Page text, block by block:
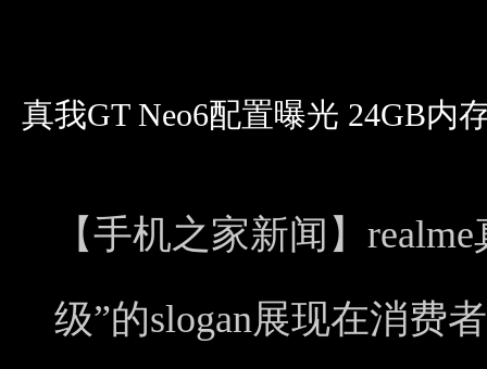
真我GT Neo6配置曝光 24GB内
【手机之家新闻】
级”的slogan展现在消费